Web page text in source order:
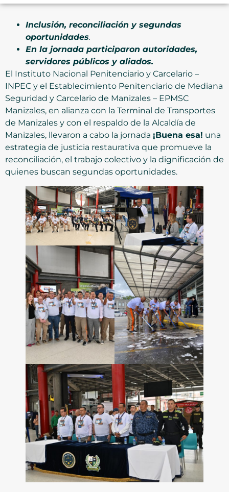
Inclusión, reconciliación y segundas
oportunidades.
En la jornada participaron autoridades,
servidores públicos y aliados.
El Instituto Nacional Penitenciario y Carcelario –
INPEC y el Establecimiento Penitenciario de Mediana
Seguridad y Carcelario de Manizales – EPMSC
Manizales, en alianza con la Terminal de Transportes
de Manizales y con el respaldo de la Alcaldía de
Manizales, llevaron a cabo la jornada ¡Buena esa! una
estrategia de justicia restaurativa que promueve la
reconciliación, el trabajo colectivo y la dignificación de
quienes buscan segundas oportunidades.